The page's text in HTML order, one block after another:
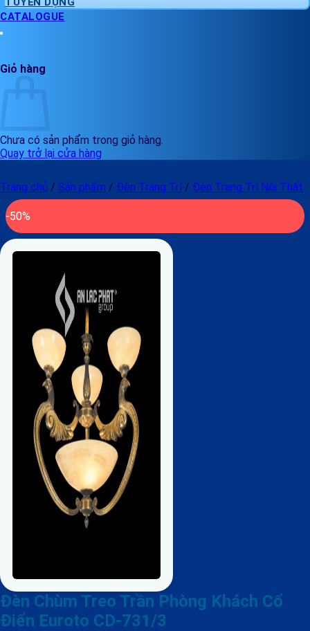
CATALOGUE
Giỏ hàng
Chưa có sản phẩm trong giỏ hàng.
Quay trở lại cửa hàng
Trang chủ / Sản phẩm / Đèn Trang Trí / Đèn Trang Trí Nội Thất
-50%
Đèn Chùm Treo Trần Phòng Khách Cổ
Điển Euroto CD-731/3